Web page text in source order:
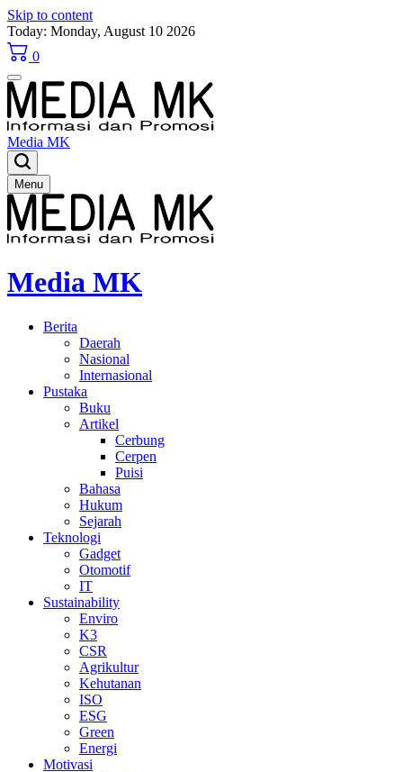
Skip to content
Today: Monday, August 10 2026
0
Media MK
Menu
Media MK
Berita
Daerah
Nasional
Internasional
Pustaka
Buku
Artikel
Cerbung
Cerpen
Puisi
Bahasa
Hukum
Sejarah
Teknologi
Gadget
Otomotif
IT
Sustainability
Enviro
K3
CSR
Agrikultur
Kehutanan
ISO
ESG
Green
Energi
Motivasi